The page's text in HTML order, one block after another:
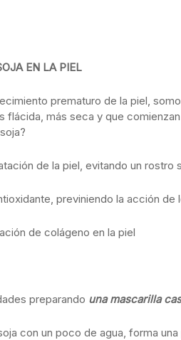
EN LA PIEL
prematuro de la piel,
flácida, más seca y que
de la piel, evitando un rostro
previniendo la acción de
de colágeno en la piel
preparando una mascarilla
con un poco de agua, forma